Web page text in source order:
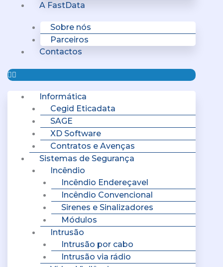
A FastData
Sobre nós
Parceiros
Contactos
Informática
Cegid Eticadata
SAGE
XD Software
Contratos e Avenças
Sistemas de Segurança
Incêndio
Incêndio Endereçavel
Incêndio Convencional
Sirenes e Sinalizadores
Módulos
Intrusão
Intrusão por cabo
Intrusão via rádio